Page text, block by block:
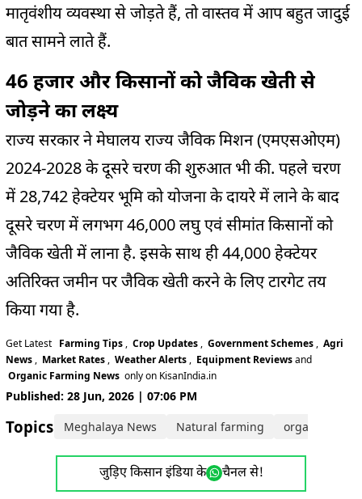
मातृवंशीय व्यवस्था से जोड़ते हैं, तो वास्तव में आप बहुत जादुई
बात सामने लाते हैं.
46 हजार और किसानों को जैविक खेती से
जोड़ने का लक्ष्य
राज्य सरकार ने मेघालय राज्य जैविक मिशन (एमएसओएम)
2024-2028 के दूसरे चरण की शुरुआत भी की. पहले चरण
में 28,742 हेक्टेयर भूमि को योजना के दायरे में लाने के बाद
दूसरे चरण में लगभग 46,000 लघु एवं सीमांत किसानों को
जैविक खेती में लाना है. इसके साथ ही 44,000 हेक्टेयर
अतिरिक्त जमीन पर जैविक खेती करने के लिए टारगेट तय
किया गया है.
Get Latest Farming Tips , Crop Updates , Government Schemes , Agri
News , Market Rates , Weather Alerts , Equipment Reviewsand
Organic Farming News only on KisanIndia.in
Published: 28 Jun, 2026 | 07:06 PM
Topics: Meghalaya News Natural farming organic
जुड़िए किसान इंडिया के चैनल से!